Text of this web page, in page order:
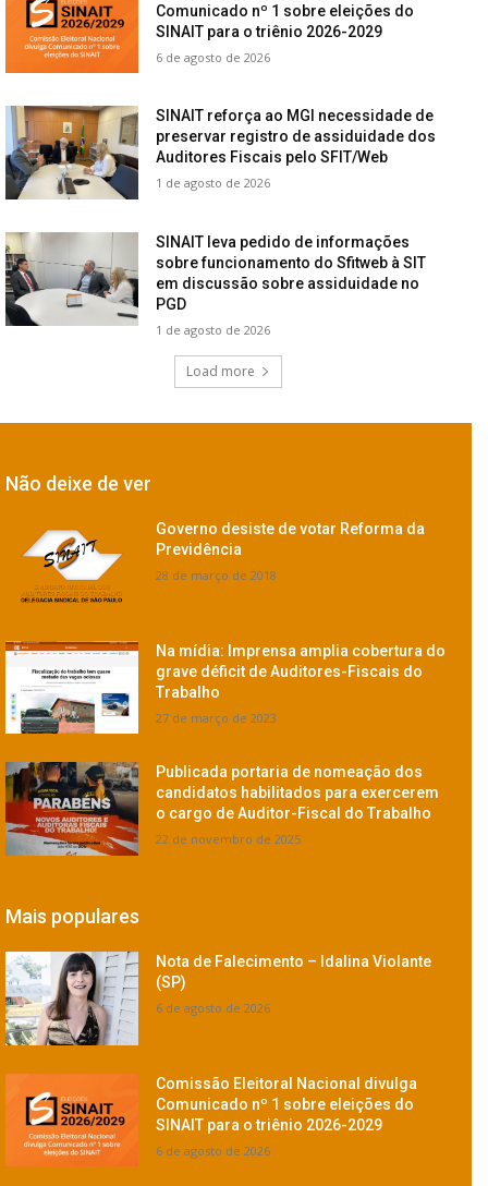
Comunicado nº 1 sobre eleições do
SINAIT para o triênio 2026-2029
6 de agosto de 2026
SINAIT reforça ao MGI necessidade de
preservar registro de assiduidade dos
Auditores Fiscais pelo SFIT/Web
1 de agosto de 2026
SINAIT leva pedido de informações
sobre funcionamento do Sfitweb à SIT
em discussão sobre assiduidade no
PGD
1 de agosto de 2026
Load more
Não deixe de ver
Governo desiste de votar Reforma da
Previdência
28 de março de 2018
Na mídia: Imprensa amplia cobertura do
grave déficit de Auditores-Fiscais do
Trabalho
27 de março de 2023
Publicada portaria de nomeação dos
candidatos habilitados para exercerem
o cargo de Auditor-Fiscal do Trabalho
22 de novembro de 2025
Mais populares
Nota de Falecimento – Idalina Violante
(SP)
6 de agosto de 2026
Comissão Eleitoral Nacional divulga
Comunicado nº 1 sobre eleições do
SINAIT para o triênio 2026-2029
6 de agosto de 2026